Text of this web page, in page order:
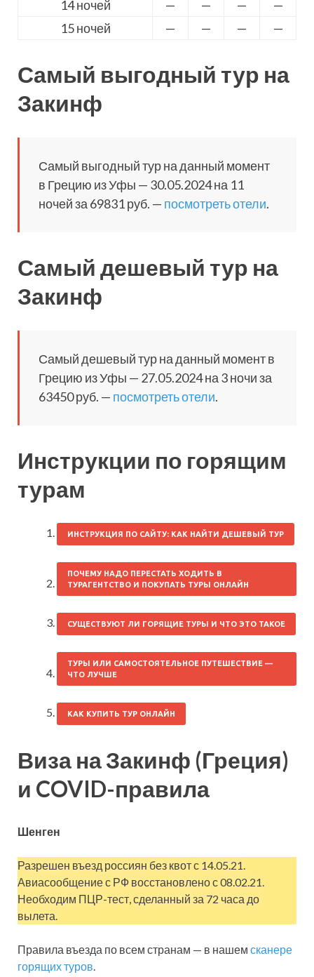
14 ночей — — —
—
15 ночей
— — — —
Самый выгодный тур на
Закинф
Самый выгодный тур на данный момент
в Грецию из Уфы — 30.05.2024 на 11
ночей за 69831 руб. — посмотреть отели.
Самый дешевый тур на
Закинф
Самый дешевый тур на данный момент в
Грецию из Уфы — 27.05.2024 на 3 ночи за
63450 руб. — посмотреть отели.
Инструкции по горящим
турам
ИНСТРУКЦИЯ ПО САЙТУ: КАК НАЙТИ ДЕШЕВЫЙ ТУР
ПОЧЕМУ НАДО ПЕРЕСТАТЬ ХОДИТЬ В
ТУРАГЕНТСТВО И ПОКУПАТЬ ТУРЫ ОНЛАЙН
СУЩЕСТВУЮТ ЛИ ГОРЯЩИЕ ТУРЫ И ЧТО ЭТО ТАКОЕ
ТУРЫ ИЛИ САМОСТОЯТЕЛЬНОЕ ПУТЕШЕСТВИЕ —
ЧТО ЛУЧШЕ
КАК КУПИТЬ ТУР ОНЛАЙН
Виза на Закинф (Греция)
и COVID-правила
Шенген
Разрешен въезд россиян без квот с 14.05.21.
Авиасообщение с РФ восстановлено с 08.02.21.
Необходим ПЦР-тест, сделанный за 72 часа до
вылета.
Правила въезда по всем странам — в нашем сканере
горящих туров.